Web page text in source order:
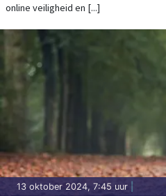
online veiligheid en [...]
13 oktober 2024, 7:45 uur